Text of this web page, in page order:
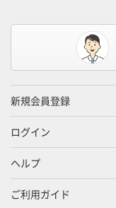
新規会員登録
ログイン
ヘルプ
ご利用ガイド